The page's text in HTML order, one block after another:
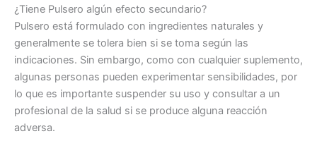
¿Tiene Pulsero algún efecto secundario?
Pulsero está formulado con ingredientes naturales y
generalmente se tolera bien si se toma según las
indicaciones. Sin embargo, como con cualquier suplemento,
algunas personas pueden experimentar sensibilidades, por
lo que es importante suspender su uso y consultar a un
profesional de la salud si se produce alguna reacción
adversa.